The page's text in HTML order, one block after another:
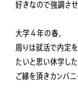
好きなので強調させ
大学４年の春。
周りは就活で内定を
たいと思い休学し
ご縁を頂きカンパニ